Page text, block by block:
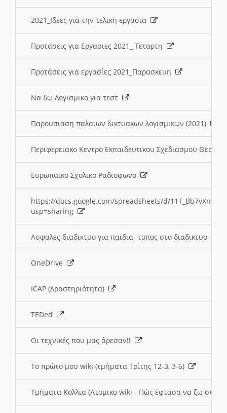
2021_Ιδεες για την τελικη εργασια
Προτασεις για Εργασιες 2021_ Τεταρτη
Προτάσεις για εργασίες 2021_Παρασκευη
Να δω Λογισμικο για τεστ
Παρουσιαση παλαιων δικτυακων λογισμικων (2021)
Περιφερειακο Κεντρο Εκπαιδευτικου Σχεδιασμου
Ευρωπαικο Σχολικο Ραδιοφωνο
https://docs.google.com/spreadsheets/d/
usp=sharing
Ασφαλες διαδικτυο για παιδια- τοπος στο διαδικτυο
OneDrive
ICAP (Δραστηριότητα)
TEDed
Οι τεχνικές που μας άρεσαν!!
Το πρώτο μου wiki (τμήματα Τρίτης 12-3, 3-6)
Τμήματα Κολλια (Ατομικο wiki - Πώς έφτασα να ζω στην